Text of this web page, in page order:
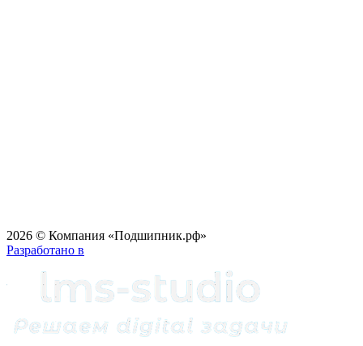
2026 © Компания «Подшипник.рф»
Разработано в